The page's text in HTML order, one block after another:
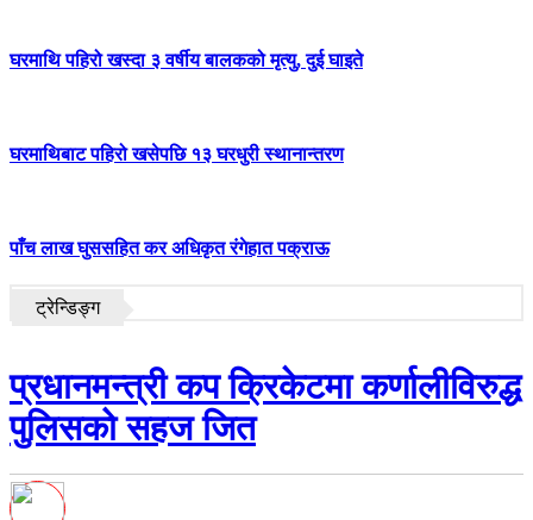
घरमाथि पहिरो खस्दा ३ वर्षीय बालकको मृत्यु, दुई घाइते
घरमाथिबाट पहिरो खसेपछि १३ घरधुरी स्थानान्तरण
पाँच लाख घुससहित कर अधिकृत रंगेहात पक्राऊ
ट्रेन्डिङ्ग
प्रधानमन्त्री कप क्रिकेटमा कर्णालीविरुद्ध
पुलिसको सहज जित